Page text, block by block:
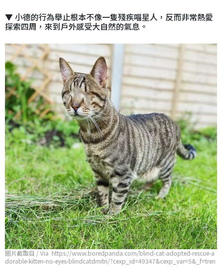
▼ 小德的行為舉止根本不像一隻殘疾喵星人，反而非常熱愛
探索四周，來到戶外感受大自然的氣息。
圖片截取自 / Via https://www.boredpanda.com/blind-cat-adopted-rescue-a
dorable-kitten-no-eyes-blindcatdmitri/?cexp_id=49347&cexp_var=5&_f=tren